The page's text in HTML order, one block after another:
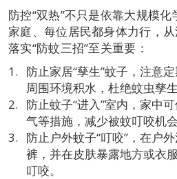
防控“双热”不只是依靠大规模
家庭、每位居民都身体力行，
落实“防蚊三招”至关重要：
防止家居“孳生”蚊子，注意
周围环境积水，杜绝蚊虫孳生
防止蚊子“进入”室内，家中
气等措施，减少被蚊叮咬机会
防止户外蚊子“叮咬”，在户
裤，并在皮肤暴露地方或衣
叮咬。